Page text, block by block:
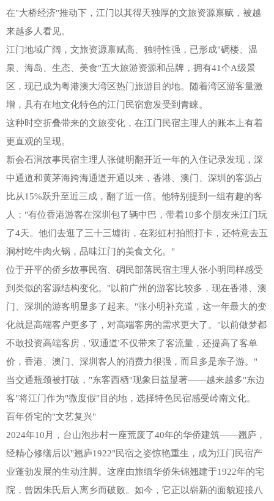
在"大桥经济"推动下，江门以其得天独厚的文旅资源禀赋，被越
来越多人看见。
江门地域广阔，文旅资源禀赋高、独特性强，已形成"碉楼、温
泉、海岛、生态、美食"五大旅游资源和品牌，拥有41个A级景
区，现已成为粤港澳大湾区热门旅游目的地。随着湾区游客量激
增，具有在地文化特色的江门民宿愈发受到青睐。
这种时空折叠带来的文旅变化，在江门民宿主理人的账本上有着
更直观的呈现。
新会石涧故事民宿主理人张健明翻开近一年的入住记录发现，深
中通道和黄茅海跨海通道开通以来，香港、澳门、深圳的客源占
比从15%跃升至近三成，翻了近一倍。他特别提到一组有趣的客
人："有位香港游客在深圳包了辆中巴，带着10多个朋友来江门玩
了4天。他们去逛了三十三墟街，在彩虹村拍照打卡，还特意去五
洞村吃牛肉火锅，品味江门的美食文化。"
位于开平的侨乡故事民宿、碉民部落民宿主理人张小明同样感受
到类似的客源结构变化。"以前广州的游客比较多，现在香港、澳
门、深圳的游客明显多了起来。"张小明补充道，这一年最大的变
化就是高端客户更多了，对高端客房的需求更大了。"以前做梦都
不敢投资高端客房，'双通道'不仅带来了客流量，还提高了客单
价，香港、澳门、深圳客人的消费力很强，而且多是亲子游。"
当交通瓶颈被打破，"东客西栖"现象日益显著——越来越多"东边
客"将江门作为"微度假"目的地，选择特色民宿感受岭南文化。
百年侨宅的"文艺复兴"
2024年10月，台山泡步村一座荒废了40年的华侨建筑——翘庐，
经精心修缮后以"翘庐1922"民宿之姿惊艳重生，成为江门民宿产
业蓬勃发展的生动注脚。这座由旅缅华侨朱锦翘建于1922年的宅
院，曾因朱氏后人离乡而破败。如今，它正以崭新的面貌迎接八